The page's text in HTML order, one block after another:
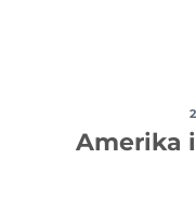
Amerika